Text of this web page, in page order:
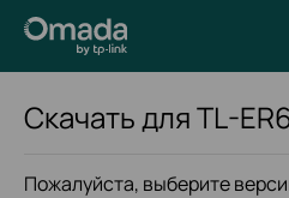
Скачать дляTL-
Пожалуйста, выберите